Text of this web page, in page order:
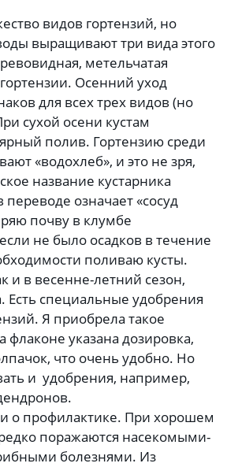
видов гортензий, но
выращивают три вида этого
метельчатая
Осенний уход
для всех трех видов (но
сухой осени кустам
полив. Гортензию среди
«водохлеб», и это не зря,
название кустарника
переводе означает «сосуд
почву в клумбе
не было осадков в течение
поливаю кусты.
и в весенне-летний сезон,
Есть специальные удобрения
Я приобрела такое
указана дозировка,
что очень удобно. Но
и удобрения, например,
о профилактике. При хорошем
поражаются насекомыми-
болезнями. Из